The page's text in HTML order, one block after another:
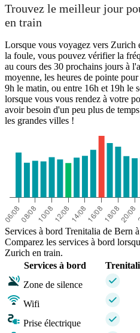
Trouvez le meilleur jour
en train
Lorsque vous voyagez vers Zurich
la foule, vous pouvez vérifier la
au cours des 30 prochains jours à
moyenne, les heures de pointe
9h le matin, ou entre 16h et 19h le
lorsque vous vous rendez à votre
avoir besoin d'un peu plus de
les grandes villes !
Services à bord Trenitalia de Bern
Comparez les services à bord
Zurich en train.
Services à bord
Zone de silence
Wifi
Prise électrique